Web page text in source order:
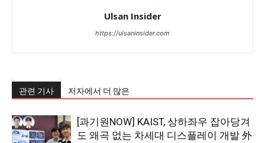
Ulsan Insider
https://ulsaninsider.com
관련 기사 저자에서 더 많은
[과기원NOW] KAIST, 상하좌우 잡아당겨
도 왜곡 없는 차세대 디스플레이 개발 外